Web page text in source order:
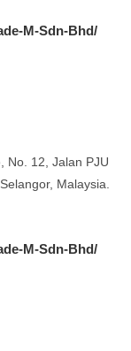
M-Sdn-Bhd/
No. 12, Jalan PJU
Malaysia.
M-Sdn-Bhd/